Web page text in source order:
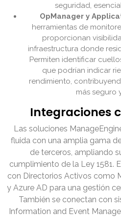
seguridad,
OpManager y
herramientas de
proporcionan
infraestructura donde
Permiten identificar
que podrían indicar
rendimiento,
más seguro
Integraciones
Las soluciones
fluida con una amplia gama
de terceros, ampliando
cumplimiento de la Ley 1581.
con Directorios Activos como
y Azure AD para una gestión
También se conectan con
Information and Event